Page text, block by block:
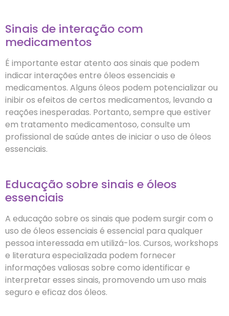
Sinais de interação com
medicamentos
É importante estar atento aos sinais que podem
indicar interações entre óleos essenciais e
medicamentos. Alguns óleos podem potencializar ou
inibir os efeitos de certos medicamentos, levando a
reações inesperadas. Portanto, sempre que estiver
em tratamento medicamentoso, consulte um
profissional de saúde antes de iniciar o uso de óleos
essenciais.
Educação sobre sinais e óleos
essenciais
A educação sobre os sinais que podem surgir com o
uso de óleos essenciais é essencial para qualquer
pessoa interessada em utilizá-los. Cursos, workshops
e literatura especializada podem fornecer
informações valiosas sobre como identificar e
interpretar esses sinais, promovendo um uso mais
seguro e eficaz dos óleos.